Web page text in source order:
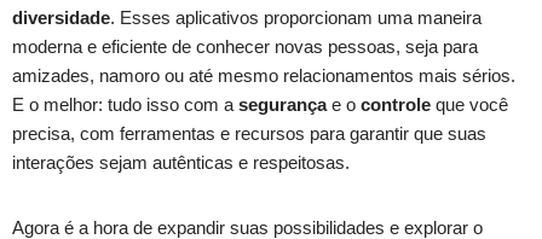
diversidade. Esses aplicativos proporcionam uma maneira
moderna e eficiente de conhecer novas pessoas, seja para
amizades, namoro ou até mesmo relacionamentos mais sérios.
E o melhor: tudo isso com a segurançae o controle que você
precisa, com ferramentas e recursos para garantir que suas
interações sejam autênticas e respeitosas.
Agora é a hora de expandir suas possibilidades e explorar o